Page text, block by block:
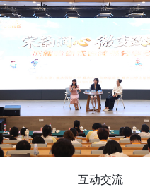
互动交流